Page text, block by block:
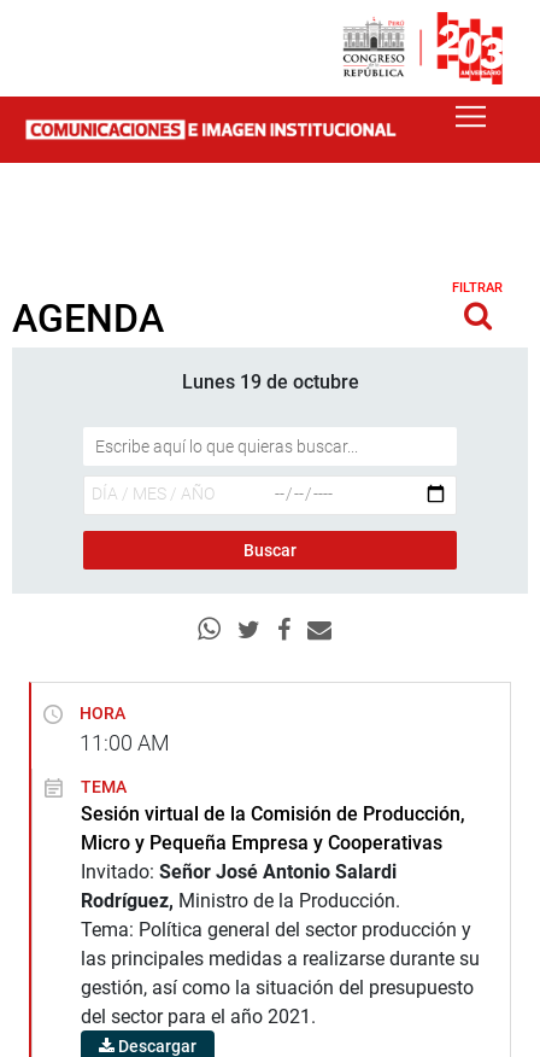
AGENDA
FILTRAR
Lunes 19 de octubre
HORA
11:00 AM
TEMA
Sesión virtual de la Comisión de Producción,
Micro y Pequeña Empresa y Cooperativas
Invitado: Señor José Antonio Salardi
Rodríguez, Ministro de la Producción.
Tema: Política general del sector producción y
las principales medidas a realizarse durante su
gestión, así como la situación del presupuesto
del sector para el año 2021.
Descargar